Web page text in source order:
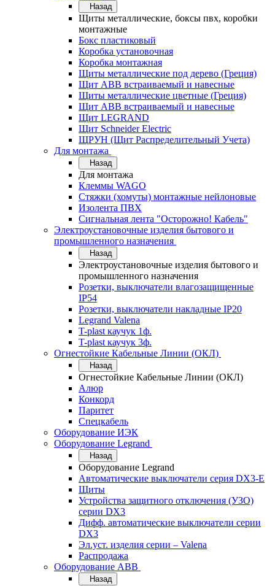
Назад
Щиты металлические, боксы пвх, коробки
монтажные
Бокс пластиковый
Коробка установочная
Коробка монтажная
Щиты металлические под дерево (Греция)
Щит ABB встраиваемый и навесные
Щиты металлические цветные (Греция)
Щит ABB встраиваемый и навесные
Щит LEGRAND
Щит Schneider Electric
ЩРУН (Щит Распределительный Учета)
Для монтажа
Назад
Для монтажа
Клеммы WAGO
Стяжки (хомуты) монтажные нейлоновые
Изолента ПВХ
Сигнальная лента "Осторожно! Кабель"
Электроустановочные изделия бытового и
промышленного назначения
Назад
Электроустановочные изделия бытового и
промышленного назначения
Розетки, выключатели влагозащищенные
IP54
Розетки, выключатели накладные IP20
Legrand Valena
T-plast каучук 1ф.
T-plast каучук 3ф.
Огнестойкие Кабельные Линии (ОКЛ)
Назад
Огнестойкие Кабельные Линии (ОКЛ)
Алюр
Конкорд
Паритет
Спецкабель
Оборудование ИЭК
Оборудование Legrand
Назад
Оборудование Legrand
Автоматические выключатели серия DX3-E
Щиты
Устройства защитного отключения (УЗО)
серии DX3
Дифф. автоматические выключатели серии
DX3
Эл.уст. изделия серии – Valena
Распродажа
Оборудование АВВ
Назад